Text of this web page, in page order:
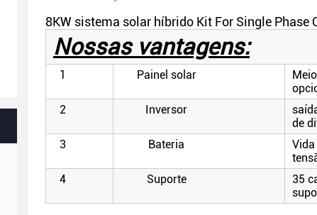
8KW sistema solar híbrido Kit For Single
Nossas vantagens:
1 Painel solar
2
Inversor
de
3
Bateria
4
Suporte
35